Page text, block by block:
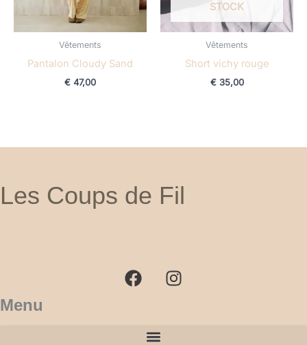
Vêtements
Pantalon Cloudy Sand
€ 47,00
STOCK
Vêtements
Short vichy rouge
€35,00
Les Coups de Fil
c
e
s
t
Menu